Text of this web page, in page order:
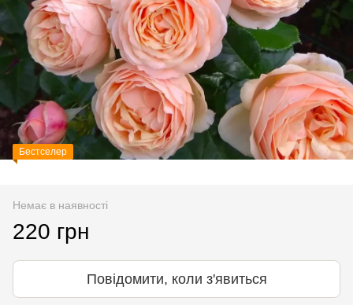
Бестселер
Немає в наявності
220 грн
Повідомити, коли з'явиться